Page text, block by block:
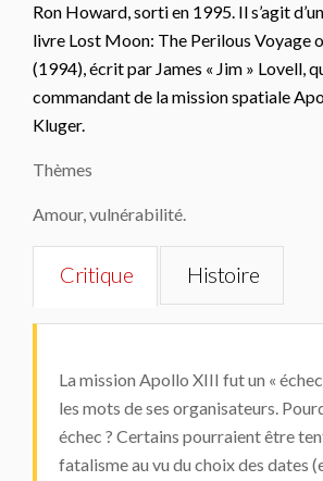
Ron Howard, sorti en 1995. Il s’agit
livre Lost Moon: The Perilous Voyage
(1994), écrit par James « Jim » Lovell,
commandant de la mission spatiale
Kluger.
Thèmes
Amour, vulnérabilité.
Critique Histoire
La mission Apollo XIII fut un «
les mots de ses organisateurs.
échec ? Certains pourraient être
fatalisme au vu du choix des dates